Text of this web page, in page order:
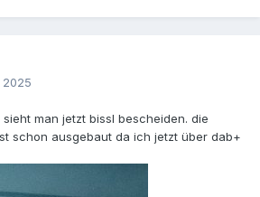
2025
man jetzt bissl bescheiden. die
schon ausgebaut da ich jetzt über dab+